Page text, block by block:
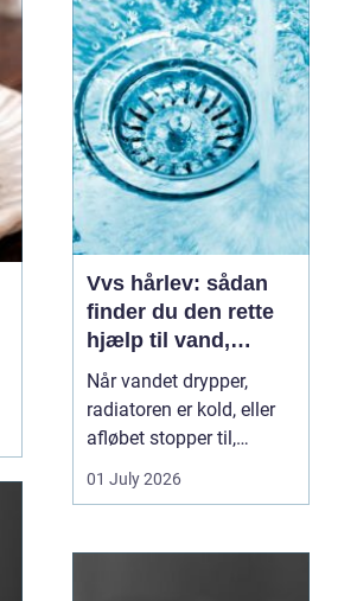
stykker, lokale råvarer og
moderne anretninger, der
taler til både den travle
hverdag og de sæ...
Vvs hårlev: sådan
finder du den rette
hjælp til vand,
varme og sanitet
Når vandet drypper,
radiatoren er kold, eller
afløbet stopper til,
mærker du hurtigt, hvor
afhængig du er af
installationer. I Hårlev og
01 July 2026